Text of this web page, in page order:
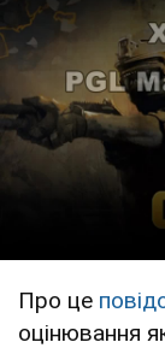
Про це
оцінювання